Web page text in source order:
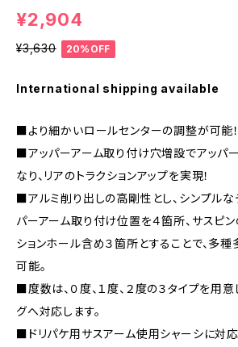
¥2,904
¥3,630 20%OFF
International shipping available
■より細かいロールセンターの調整が可能！
■アッパーアーム取り付け穴増設でアッパ
なり、リアのトラクションアップを実現！
■アルミ削り出しの高剛性とし、シンプルな
パーアーム取り付け位置を４箇所、サスピ
ションホール含め３箇所とすることで、多種
可能。
■度数は、０度、１度、２度の３タイプを用意
グへ対応します。
■ドリパケ用サスアーム使用シャーシに対応